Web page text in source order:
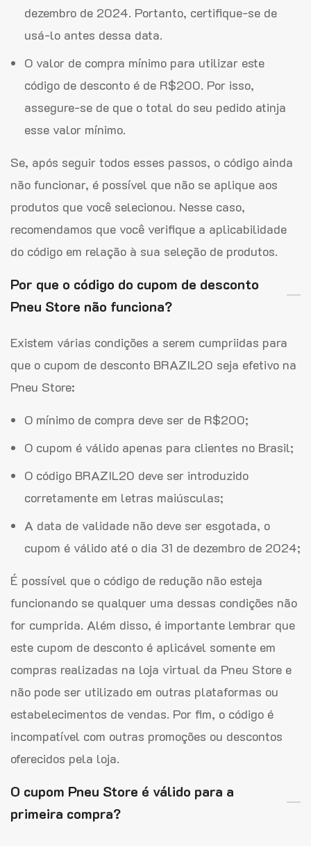
dezembro de 2024. Portanto, certifique-se de
usá-lo antes dessa data.
O valor de compra mínimo para utilizar este
código de desconto é de R$200. Por isso,
assegure-se de que o total do seu pedido atinja
esse valor mínimo.
Se, após seguir todos esses passos, o código ainda
não funcionar, é possível que não se aplique aos
produtos que você selecionou. Nesse caso,
recomendamos que você verifique a aplicabilidade
do código em relação à sua seleção de produtos.
Por que o código do cupom de desconto
Pneu Store não funciona?
Existem várias condições a serem cumpriidas para
que o cupom de desconto BRAZIL20 seja efetivo na
Pneu Store:
O mínimo de compra deve ser de R$200;
O cupom é válido apenas para clientes no Brasil;
O código BRAZIL20 deve ser introduzido
corretamente em letras maiúsculas;
A data de validade não deve ser esgotada, o
cupom é válido até o dia 31 de dezembro de 2024;
É possível que o código de redução não esteja
funcionando se qualquer uma dessas condições não
for cumprida. Além disso, é importante lembrar que
este cupom de desconto é aplicável somente em
compras realizadas na loja virtual da Pneu Store e
não pode ser utilizado em outras plataformas ou
estabelecimentos de vendas. Por fim, o código é
incompatível com outras promoções ou descontos
oferecidos pela loja.
O cupom Pneu Store é válido para a
primeira compra?